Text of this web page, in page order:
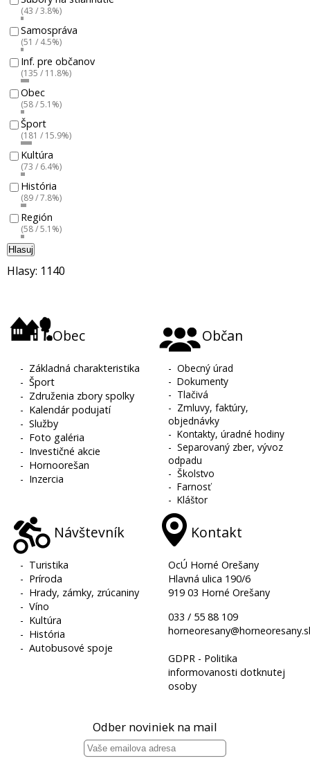
(43 / 3.8%)
Samospráva
(51 / 4.5%)
Inf. pre občanov
(135 / 11.8%)
Obec
(58 / 5.1%)
Šport
(181 / 15.9%)
Kultúra
(73 / 6.4%)
História
(89 / 7.8%)
Región
(58 / 5.1%)
Hlasuj
Hlasy: 1140
Obec
- Základná charakteristika
-Šport
- Združenia zbory spolky
- Kalendár podujatí
-Služby
- Foto galéria
- Investičné akcie
- Hornoorešan
- Inzercia
Občan
-Obecný úrad
-Dokumenty
- Tlačivá
- Zmluvy, faktúry,
objednávky
-Kontakty, úradné hodiny
-Separovaný zber, vývoz
odpadu
-Školstvo
-Farnosť
-Kláštor
Návštevník
- Turistika
- Príroda
- Hrady, zámky, zrúcaniny
-Víno
- Kultúra
- História
-Autobusové spoje
Kontakt
OcÚ Horné Orešany
Hlavná ulica 190/6
919 03 Horné Orešany
033 / 55 88 109
GDPR - Politika
informovanosti dotknutej
osoby
Odber noviniek na mail